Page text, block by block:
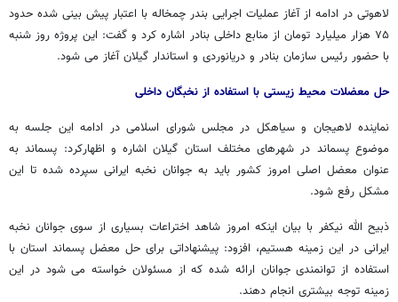
لاهوتی در ادامه از آغاز عملیات اجرایی بندر چمخاله با اعتبار پیش بینی شده حدود
۷۵ هزار میلیارد تومان از منابع داخلی بنادر اشاره کرد و گفت: این پروژه روز شنبه
با حضور رئیس سازمان بنادر و دریانوردی و استاندار گیلان آغاز می شود.
حل معضلات محیط زیستی با استفاده از نخبگان داخلی
نماینده لاهیجان و سیاهکل در مجلس شورای اسلامی در ادامه این جلسه به
موضوع پسماند در شهرهای مختلف استان گیلان اشاره و اظهارکرد: پسماند به
عنوان معضل اصلی امروز کشور باید به جوانان نخبه ایرانی سپرده شده تا این
مشکل رفع شود.
ذبیح الله نیکفر با بیان اینکه امروز شاهد اختراعات بسیاری از سوی جوانان نخبه
ایرانی در این زمینه هستیم، افزود: پیشنهاداتی برای حل معضل پسماند استان با
استفاده از توانمندی جوانان ارائه شده که از مسئولان خواسته می شود در این
زمینه توجه بیشتری انجام دهند.